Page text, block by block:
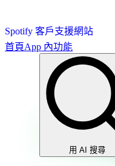
Spotify 客戶支援網站
首頁App 內功能
用 AI 搜尋